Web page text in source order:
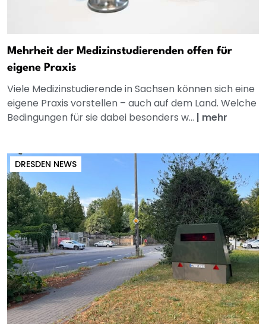
Mehrheit der Medizinstudierenden offen für
eigene Praxis
Viele Medizinstudierende in Sachsen können sich eine
eigene Praxis vorstellen – auch auf dem Land. Welche
Bedingungen für sie dabei besonders w... | mehr
DRESDEN NEWS